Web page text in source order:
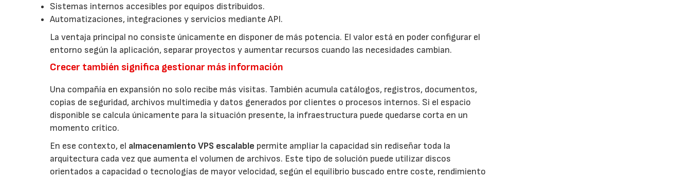
Sistemas internos accesibles por equipos distribuidos.
Automatizaciones, integraciones y servicios mediante API.
La ventaja principal no consiste únicamente en disponer de más potencia. El valor está en poder configurar el
entorno según la aplicación, separar proyectos y aumentar recursos cuando las necesidades cambian.
Crecer también significa gestionar más información
Una compañía en expansión no solo recibe más visitas. También acumula catálogos, registros, documentos,
copias de seguridad, archivos multimedia y datos generados por clientes o procesos internos. Si el espacio
disponible se calcula únicamente para la situación presente, la infraestructura puede quedarse corta en un
momento crítico.
En ese contexto, el almacenamiento VPS escalable permite ampliar la capacidad sin rediseñar toda la
arquitectura cada vez que aumenta el volumen de archivos. Este tipo de solución puede utilizar discos
orientados a capacidad o tecnologías de mayor velocidad, según el equilibrio buscado entre coste, rendimiento